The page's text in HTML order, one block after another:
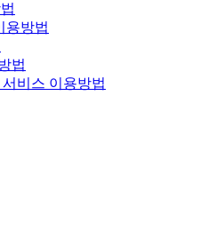
용방법
법
비스 이용방법